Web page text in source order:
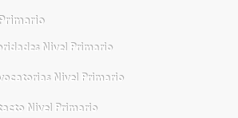
Nivel Primario
Nivel Primario
Nivel Primario